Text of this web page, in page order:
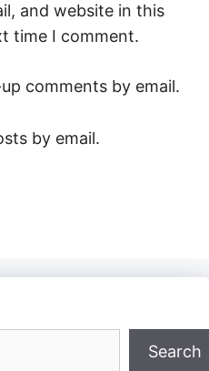
and website in this
time I comment.
comments by email.
by email.
Search